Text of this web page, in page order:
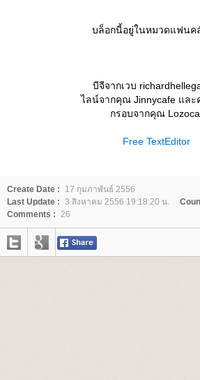
บล็อกนี้อยู่ในหมวดแฟนค
บีจีจากเวบ
ไลน์จากคุณ Jinnycafe แล
กรอบจากคุณ
Free TextEditor
Create Date :
17 กุมภาพันธ์ 2556
Last Update : 3 สิงหาคม 2556 19:18:20 น.
Comments : 26